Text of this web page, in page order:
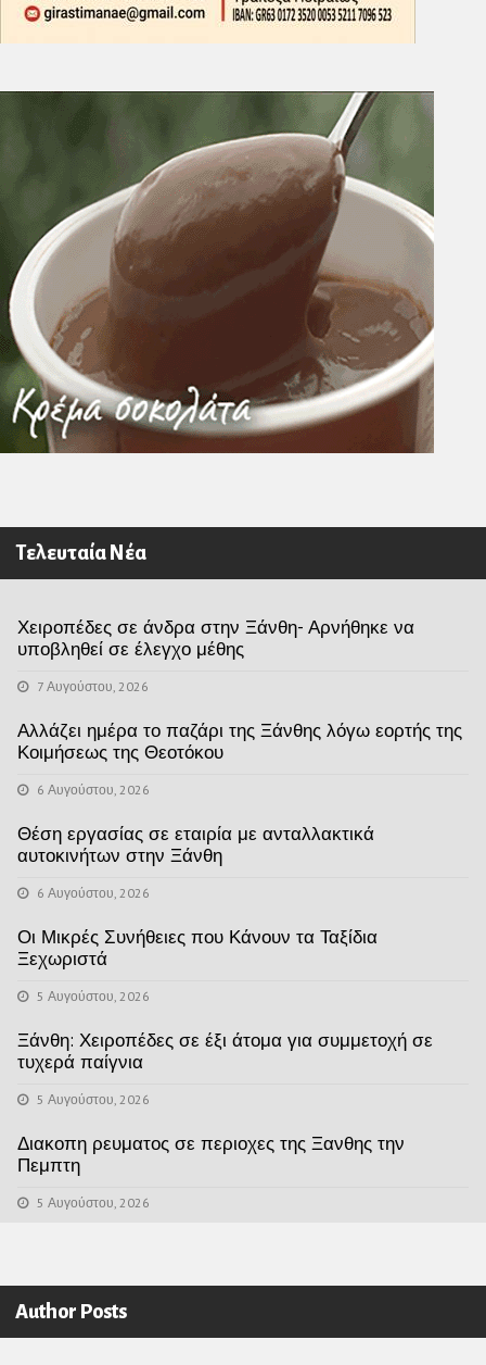
Τελευταία Νέα
Χειροπέδες σε άνδρα στην Ξάνθη- Αρνήθηκε να
υποβληθεί σε έλεγχο μέθης
7 Αυγούστου, 2026
Αλλάζει ημέρα το παζάρι της Ξάνθης λόγω εορτής της
Κοιμήσεως της Θεοτόκου
6 Αυγούστου, 2026
Θέση εργασίας σε εταιρία με ανταλλακτικά
αυτοκινήτων στην Ξάνθη
6 Αυγούστου, 2026
Οι Μικρές Συνήθειες που Κάνουν τα Ταξίδια
Ξεχωριστά
5 Αυγούστου, 2026
Ξάνθη: Χειροπέδες σε έξι άτομα για συμμετοχή σε
τυχερά παίγνια
5 Αυγούστου, 2026
Διακοπη ρευματος σε περιοχες της Ξανθης την
Πεμπτη
5 Αυγούστου, 2026
Author Posts